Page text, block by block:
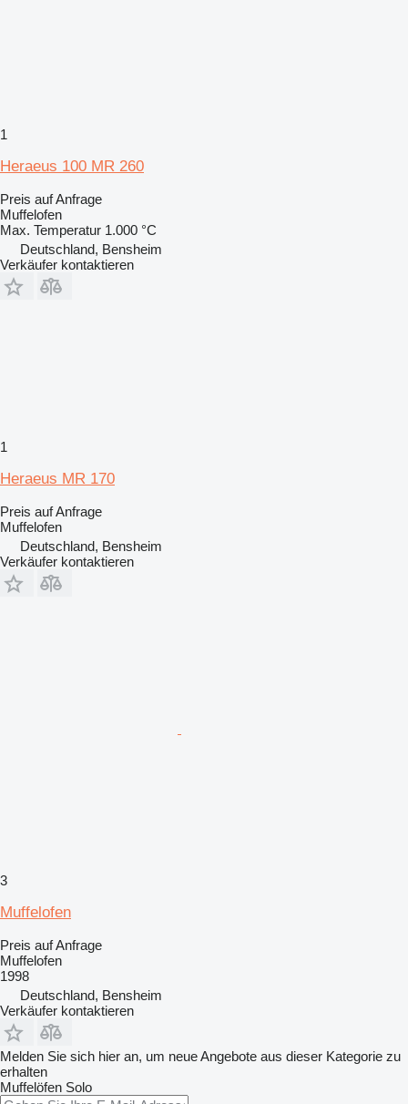
1
Heraeus 100 MR 260
Preis auf Anfrage
Muffelofen
Max. Temperatur 1.000 °C
Deutschland, Bensheim
Verkäufer kontaktieren
1
Heraeus MR 170
Preis auf Anfrage
Muffelofen
Deutschland, Bensheim
Verkäufer kontaktieren
3
Muffelofen
Preis auf Anfrage
Muffelofen
1998
Deutschland, Bensheim
Verkäufer kontaktieren
Melden Sie sich hier an, um neue Angebote aus dieser Kategorie zu
erhalten
Muffelöfen Solo